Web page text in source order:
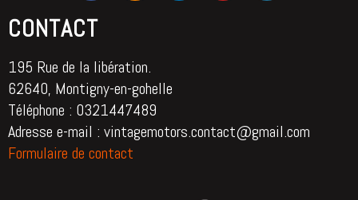
CONTACT
195 Rue de la libération.
62640, Montigny-en-gohelle
Téléphone : 0321447489
Adresse e-mail : vintagemotors.contact@gmail.com
Formulaire de contact